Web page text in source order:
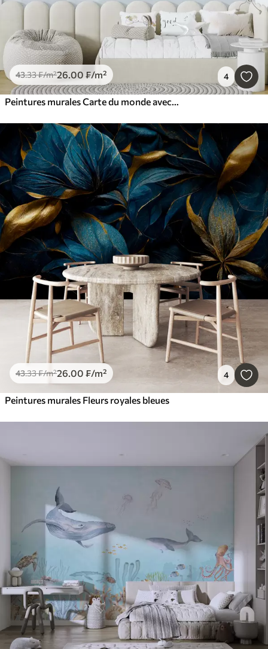
43.33₣/m²26.00 ₣/m² 4
Peintures murales Carte du monde avec animaux et ballons
43.33₣/m²26.00 ₣/m² 4
Peintures murales Fleurs royales bleues